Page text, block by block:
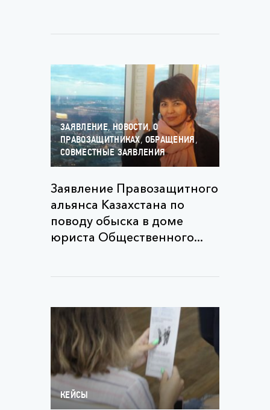
ЗАЯВЛЕНИЕ,НОВОСТИ,О
ПРАВОЗАЩИТНИКАХ, ОБРАЩЕНИЯ,
СОВМЕСТНЫЕ ЗАЯВЛЕНИЯ
Заявление Правозащитного
альянса Казахстана по
поводу обыска в доме
юриста Общественного...
КЕЙСЫ